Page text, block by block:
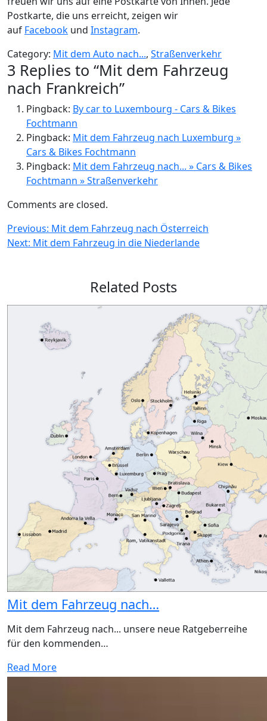
Postkarte, die uns erreicht, zeigen wir
auf Facebook und Instagram.
Category: Mit dem Auto nach..., Straßenverkehr
3 Replies to “Mit dem Fahrzeug
nach Frankreich”
Pingback: By car to Luxembourg - Cars & Bikes
Fochtmann
Pingback: Mit dem Fahrzeug nach Luxemburg »
Cars & Bikes Fochtmann
Pingback: Mit dem Fahrzeug nach... » Cars & Bikes
Fochtmann » Straßenverkehr
Comments are closed.
Beitragsnavigation
Previous: Mit dem Fahrzeug nach Österreich
Next: Mit dem Fahrzeug in die Niederlande
Related Posts
Mit dem Fahrzeug nach…
Mit dem Fahrzeug nach... unsere neue Ratgeberreihe
für den kommenden…
Read More